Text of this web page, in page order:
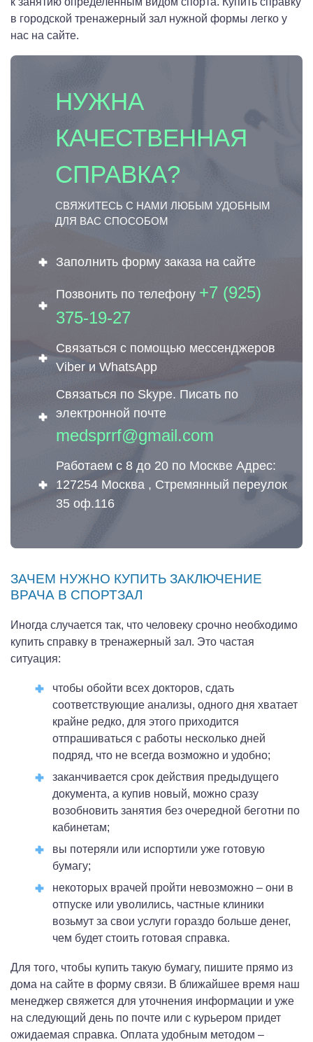
в городской тренажерный зал нужной формы легко у
нас на сайте.
НУЖНА
КАЧЕСТВЕННАЯ
СПРАВКА?
СВЯЖИТЕСЬ С НАМИ ЛЮБЫМ УДОБНЫМ
ДЛЯ ВАС СПОСОБОМ
Заполнить форму заказа на сайте
Позвонить по телефону +7 (925)
375-19-27
Связаться с помощью мессенджеров
Viber и WhatsApp
Связаться по Skype. Писать по
электронной почте
medsprrf@gmail.com
Работаем с 8 до 20 по Москве Адрес:
127254 Москва , Стремянный переулок
35 оф.116
ЗАЧЕМ НУЖНО КУПИТЬ ЗАКЛЮЧЕНИЕ
ВРАЧА В СПОРТЗАЛ
Иногда случается так, что человеку срочно необходимо
купить справку в тренажерный зал. Это частая
ситуация:
чтобы обойти всех докторов, сдать
соответствующие анализы, одного дня хватает
крайне редко, для этого приходится
отпрашиваться с работы несколько дней
подряд, что не всегда возможно и удобно;
заканчивается срок действия предыдущего
документа, а купив новый, можно сразу
возобновить занятия без очередной беготни по
кабинетам;
вы потеряли или испортили уже готовую
бумагу;
некоторых врачей пройти невозможно – они в
отпуске или уволились, частные клиники
возьмут за свои услуги гораздо больше денег,
чем будет стоить готовая справка.
Для того, чтобы купить такую бумагу, пишите прямо из
дома на сайте в форму связи. В ближайшее время наш
менеджер свяжется для уточнения информации и уже
на следующий день по почте или с курьером придет
ожидаемая справка. Оплата удобным методом –